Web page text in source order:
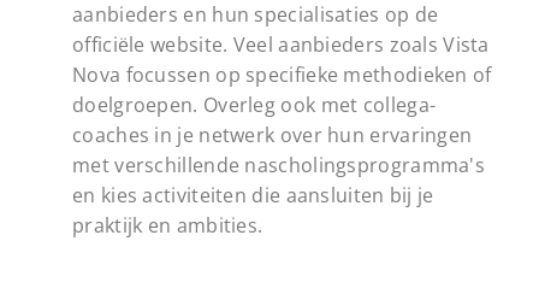
aanbieders en hun specialisaties op de
officiële website. Veel aanbieders zoals Vista
Nova focussen op specifieke methodieken of
doelgroepen. Overleg ook met collega-
coaches in je netwerk over hun ervaringen
met verschillende nascholingsprogramma's
en kies activiteiten die aansluiten bij je
praktijk en ambities.